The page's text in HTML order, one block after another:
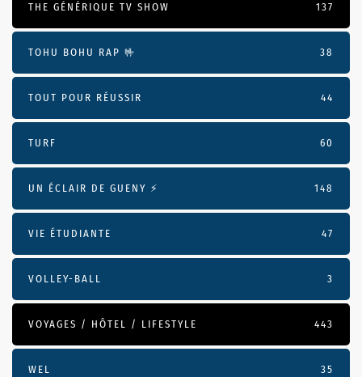
THE GÉNÉRIQUE TV SHOW 137
TOHU BOHU RAP 🤟 38
TOUT POUR RÉUSSIR 44
TURF 60
UN ÉCLAIR DE GUENY ⚡️ 148
VIE ÉTUDIANTE 47
VOLLEY-BALL 3
VOYAGES / HÔTEL / LIFESTYLE 443
WEL 35